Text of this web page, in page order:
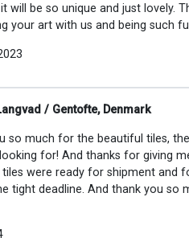
will be so unique and just lovely.
your art with us and being such
/ Gentofte, Denmark
so much for the beautiful tiles,
for! And thanks for giving me
were ready for shipment and
tight deadline. And thank you so